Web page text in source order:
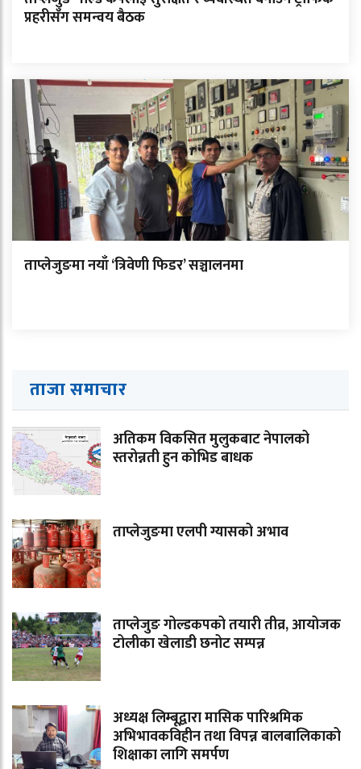
प्रहरीसँग समन्वय बैठक
ताप्लेजुङमा नयाँ ‘त्रिवेणी फिडर’ सञ्चालनमा
ताजा समाचार
अतिकम विकसित मुलुकबाट नेपालको
स्तरोन्नती हुन कोभिड बाधक
ताप्लेजुङमा एलपी ग्यासको अभाव
ताप्लेजुङ गोल्डकपको तयारी तीव्र, आयोजक
टोलीका खेलाडी छनोट सम्पन्न
अध्यक्ष लिम्बूद्वारा मासिक पारिश्रमिक
अभिभावकविहीन तथा विपन्न बालबालिकाको
शिक्षाका लागि समर्पण